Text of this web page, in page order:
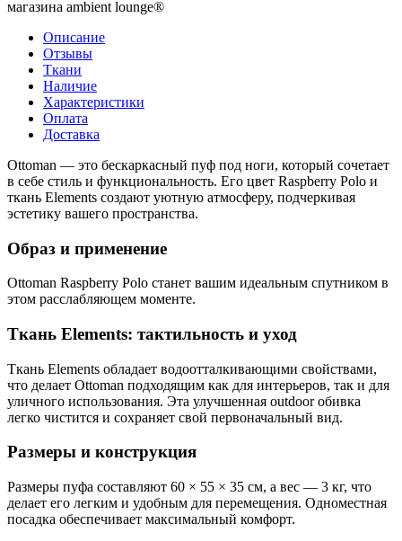
магазина ambient lounge®
Описание
Отзывы
Ткани
Наличие
Характеристики
Оплата
Доставка
Ottoman — это бескаркасный пуф под ноги, который сочетает
в себе стиль и функциональность. Его цвет Raspberry Polo и
ткань Elements создают уютную атмосферу, подчеркивая
эстетику вашего пространства.
Образ и применение
Ottoman Raspberry Polo станет вашим идеальным спутником в
этом расслабляющем моменте.
Ткань Elements: тактильность и уход
Ткань Elements обладает водоотталкивающими свойствами,
что делает Ottoman подходящим как для интерьеров, так и для
уличного использования. Эта улучшенная outdoor обивка
легко чистится и сохраняет свой первоначальный вид.
Размеры и конструкция
Размеры пуфа составляют 60 × 55 × 35 см, а вес — 3 кг, что
делает его легким и удобным для перемещения. Одноместная
посадка обеспечивает максимальный комфорт.